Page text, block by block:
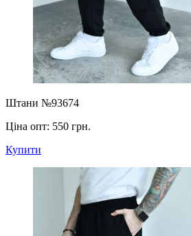
Штани №93674
Ціна опт: 550 грн.
Купити